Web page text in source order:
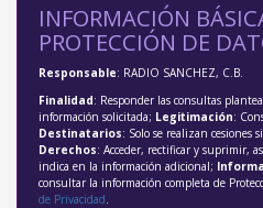
INFORMACIÓN
PROTECCIÓN DE
Responsable: RADIO SANCHEZ, C.B.
Finalidad: Responder las consultas
información solicitada; Legitimación:
Destinatarios: Solo se realizan cesiones
Derechos: Acceder, rectificar y suprimir,
indica en la información adicional;
consultar la información completa de
de Privacidad.